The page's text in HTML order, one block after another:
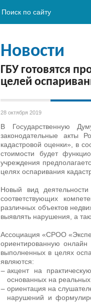
Новости
ГБУ готовятся
целей
28 октября 2019
В Государственную
законодательные акты
кадастровой оценки», в
стоимости будет
учреждения
целях оспаривания
Новый вид
соответствующих
различных объектов
выявлять нарушения, а
Ассоциация «СРОО
ориентированную
выполненных в целях
являются:
акцент на
основанных на реальных
ориентация на
нарушений и